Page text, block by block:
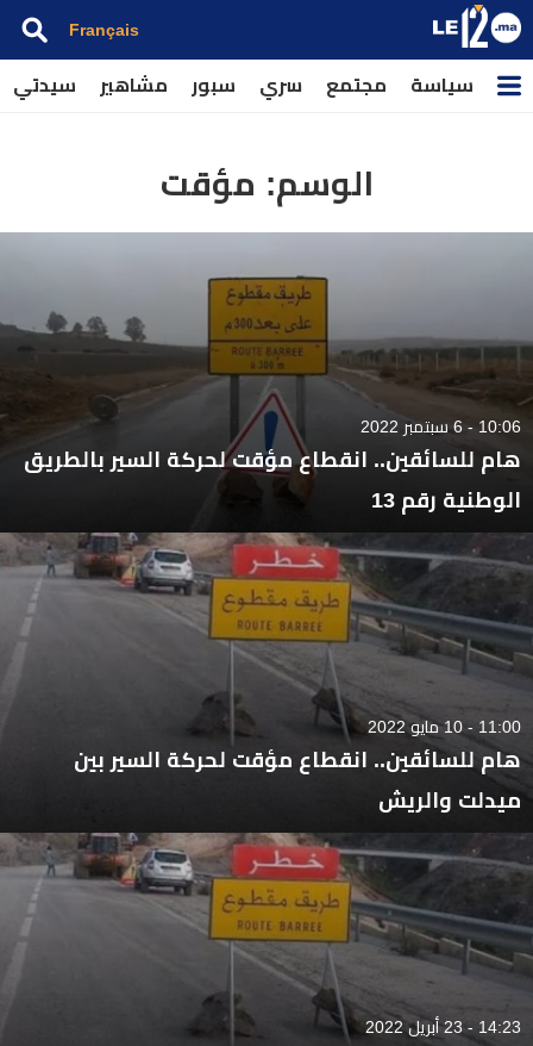
Français
سياسة مجتمع سري سبور مشاهير سيدتي
الوسم: مؤقت
10:06 - 6 سبتمبر 2022
هام للسائقين.. انقطاع مؤقت لحركة السير بالطريق
الوطنية رقم 13
11:00 - 10 مايو 2022
هام للسائقين.. انقطاع مؤقت لحركة السير بين
ميدلت والريش
14:23 - 23 أبريل 2022